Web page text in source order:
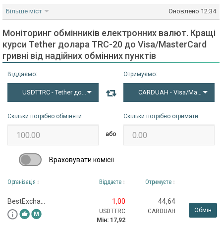
Більше міст Оновлено 12:34
Моніторинг обмінників електронних валют. Кращі
курси Tether долара TRC-20 до Visa/MasterCard
гривнi від надійних обмінних пунктів
Віддаємо:
USDTTRC - Tether долар TRC-20
Скільки потрібно обміняти
або
Отримуємо:
CARDUAH - Visa/
Скільки потрібно отримати
Враховувати комісії
Організація Віддаєте Отримуєте
1,00
USDTTRC
Мін: 17,92
44,64
CARDUAH Обмін